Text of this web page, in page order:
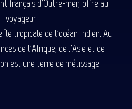
français d'Outre-mer, offre au
voyageur
île tropicale de l'océan Indien. Au
de l'Afrique, de l'Asie et de
est une terre de métissage.